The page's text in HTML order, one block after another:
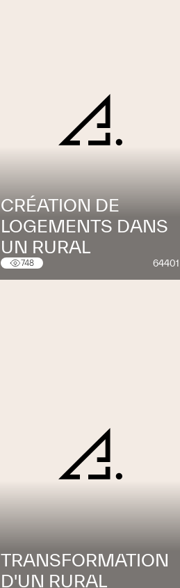
CRÉATION DE
LOGEMENTS DANS
UN RURAL
748 64401
TRANSFORMATION
D'UN RURAL